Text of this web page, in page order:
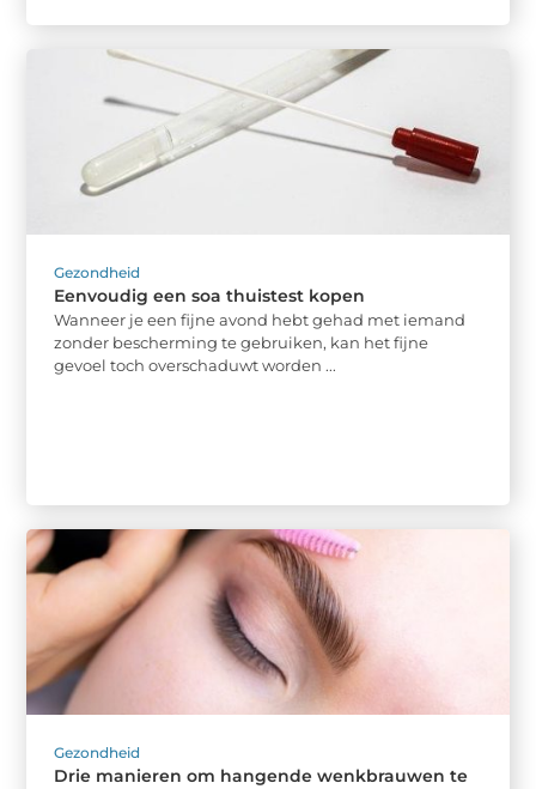
Gezondheid
Eenvoudig een soa thuistest kopen
Wanneer je een fijne avond hebt gehad met iemand
zonder bescherming te gebruiken, kan het fijne
gevoel toch overschaduwt worden ...
Gezondheid
Drie manieren om hangende wenkbrauwen te